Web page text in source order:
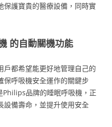
保護寶貴的醫療設備，同時實
的自動關機功能
戶都希望能更好地管理自己的
保呼吸機安全運作的關鍵步
品牌的睡眠呼吸機，正
設備壽命，並提升使用安全